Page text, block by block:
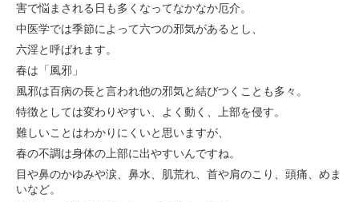
害で悩まされる日も多くなってなかなか厄介。
中医学では季節によって六つの邪気があるとし、
六淫と呼ばれます。
春は「風邪」
風邪は百病の長と言われ他の邪気と結びつくことも多々。
特徴としては変わりやすい、よく動く、上部を侵す。
難しいことはわかりにくいと思いますが、
春の不調は身体の上部に出やすいんですね。
目や鼻のかゆみや涙、鼻水、肌荒れ、首や肩のこり、 頭痛、めま
いなど。